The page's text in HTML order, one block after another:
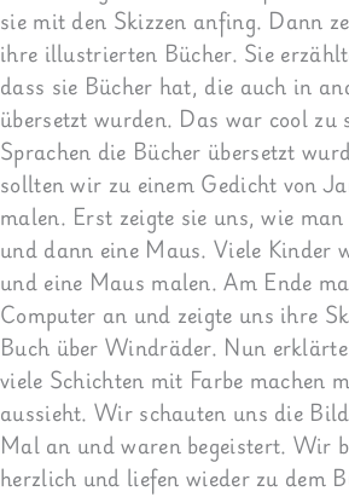
sie mit den Skizzen anfing. Dann
ihre illustrierten Bücher. Sie
dass sie Bücher hat, die auch in
übersetzt wurden. Das war cool zu
Sprachen die Bücher übersetzt
sollten wir zu einem Gedicht von
malen. Erst zeigte sie uns, wie
und dann eine Maus. Viele Kinder
und eine Maus malen. Am Ende
Computer an und zeigte uns ihre
Buch über Windräder. Nun
viele Schichten mit Farbe machen
aussieht. Wir schauten uns die
Mal an und waren begeistert. Wir
herzlich und liefen wieder zu dem